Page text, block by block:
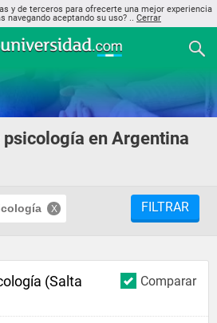
y de terceros para ofrecerte una mejor experiencia
navegando aceptando su uso? .. Cerrar
en Argentina
FILTRAR
Comparar
(Salta